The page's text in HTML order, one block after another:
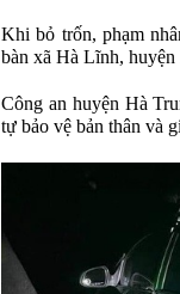
Khi bỏ trốn, phạm
bàn xã Hà Lĩnh,
Công an huyện Hà
tự bảo vệ bản thân và